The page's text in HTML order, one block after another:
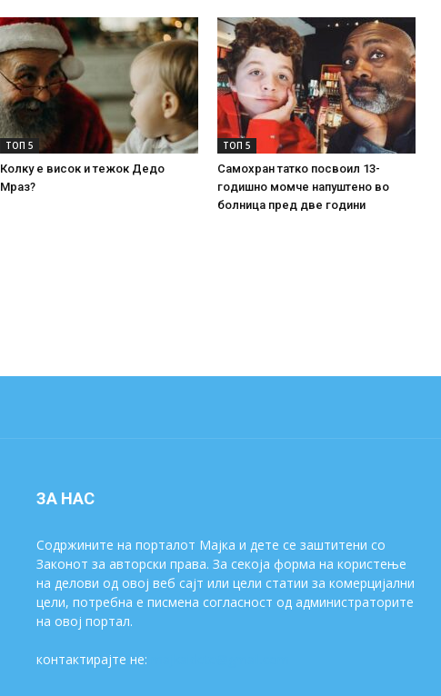
ТОП 5
Колку е висок и тежок Дедо
Мраз?
ТОП 5
Самохран татко посвоил 13-
годишно момче напуштено во
болница пред две години
ЗА НАС
Содржините на порталот Мајка и дете се заштитени со
Законот за авторски права. За секоја форма на користење
на делови од овој веб сајт или цели статии за комерцијални
цели, потребна е писмена согласност од администраторите
на овој портал.
контактирајте не: